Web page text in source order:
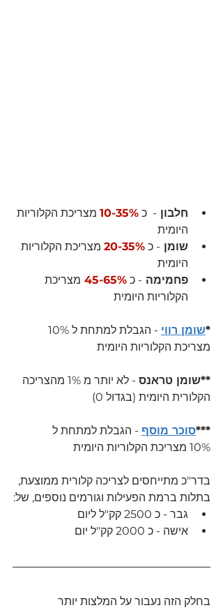
חלבון -  כ 10-35% מצריכת הקלוריות
היומית
שומן - כ 20-35% מצריכת הקלוריות
היומית
פחמימה - כ 45-65% מצריכת
הקלוריות היומית
*שומן רווי
מצריכת הקלוריות היומית
**שומן טראנס -
לא יותר מ 1% מהצריכה
הקלורית היומית (בגדול 0)
***סוכר מוסף - הגבלת למתחת ל
10% מצריכת הקלוריות היומית
בדר"כ מתייחסים לצריכה קלורית ממוצעת,
בתלות ברמת הפעילות וגורמים נוספים, של:
גבר - כ 2500 קק"ל ליום
אישה - כ 2000 קק"ל יום
בחלק הזה נעבור על המלצות יותר